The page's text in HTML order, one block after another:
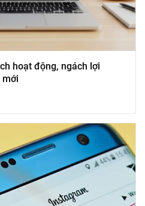
hoạt động, ngách lợi
mới